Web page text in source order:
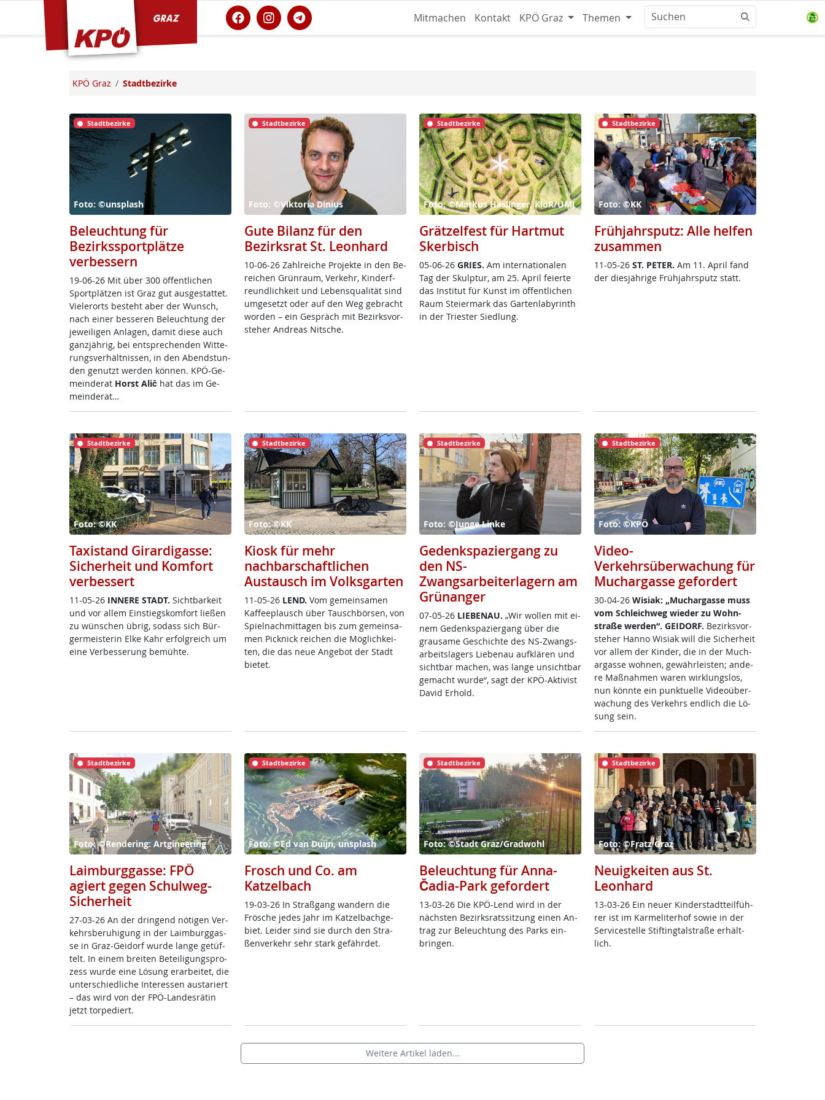
Mitmachen Kontakt KPÖ Graz Themen
KPÖ Graz Stadtbezirke
Stadtbezirke
Foto: ©unsplash
Beleuchtung für
Bezirkssportplätze
verbessern
19-06-26 Mit über 300 öf­f­ent­li­chen
Sport­plät­zen ist Graz gut aus­ge­stat­tet.
Vie­ler­orts be­steht aber der Wunsch,
nach ei­ner bes­se­ren Be­leuch­tung der
je­wei­li­gen An­la­gen, da­mit die­se auch
ganz­jäh­rig, bei ent­sp­re­chen­den Wit­te­
rungs­ver­hält­nis­sen, in den Abend­stun­
den ge­nutzt wer­den kön­nen. KPÖ-Ge­
mein­de­rat Horst Alič hat das im Ge­
mein­de­rat…
Stadtbezirke
Foto: ©Viktoria Dinius
Gute Bilanz für den
Bezirksrat St. Leonhard
10-06-26 Zahl­rei­che Pro­jek­te in den Be­
rei­chen Grün­raum, Ver­kehr, Kin­der­f­
reund­lich­keit und Le­bens­qua­li­tät sind
um­ge­setzt oder auf den Weg ge­bracht
wor­den – ein Ge­spräch mit Be­zirks­vor­
ste­her And­reas Nit­sche.
Stadtbezirke
Foto: ©Markus Haslinger, KiöR/UMJ
Grätzelfest für Hartmut
Skerbisch
05-06-26 GRIES. Am in­ter­na­tio­na­len
Tag der Skulp­tur, am 25. April fei­er­te
das In­sti­tut für Kunst im öf­f­ent­li­chen
Raum Stei­er­mark das Gar­ten­la­byrinth
in der Tri­es­ter Sied­lung.
Stadtbezirke
Foto: ©KK
Frühjahrsputz: Alle helfen
zusammen
11-05-26 ST. PE­TER. Am 11. April fand
der dies­jäh­ri­ge Früh­jahrs­putz statt.
Stadtbezirke
Foto: ©KK
Taxistand Girardigasse:
Sicherheit und Komfort
verbessert
11-05-26 IN­NE­RE STADT. Sicht­bar­keit
und vor al­lem Ein­s­tiegs­kom­fort lie­ßen
zu wün­schen üb­rig, so­dass sich Bür­
ger­meis­te­rin El­ke Kahr er­folg­reich um
ei­ne Ver­bes­se­rung be­müh­te.
Stadtbezirke
Foto: ©KK
Kiosk für mehr
nachbarschaftlichen
Austausch im Volksgarten
11-05-26 LEND. Vom ge­mein­sa­men
Kaf­fee­plausch über Tausch­bör­sen, von
Spiel­nach­mit­ta­gen bis zum ge­mein­sa­
men Pick­nick rei­chen die Mög­lich­kei­
ten, die das neue An­ge­bot der Stadt
bie­tet.
Stadtbezirke
Foto: ©Junge Linke
Gedenkspaziergang zu
den NS-
Zwangsarbeiterlagern am
Grünanger
07-05-26 LIE­BENAU. „Wir wol­len mit ei­
nem Ge­denk­spa­zier­gang über die
grau­sa­me Ge­schich­te des NS-Zwangs­
ar­beits­la­gers Lie­benau auf­klä­ren und
sicht­bar ma­chen, was lan­ge un­sicht­bar
ge­macht wur­de“, sagt der KPÖ-Ak­ti­vist
Da­vid Er­hold.
Stadtbezirke
Foto: ©KPÖ
Video-
Verkehrsüberwachung für
Muchargasse gefordert
30-04-26 Wi­siak: „Much­ar­gas­se muss
vom Sch­leich­weg wie­der zu Wohn­
stra­ße wer­den“. GEI­DORF. Be­zirks­vor­
ste­her Han­no Wi­siak will die Si­cher­heit
vor al­lem der Kin­der, die in der Much­
ar­gas­se woh­nen, ge­währ­leis­ten; an­de­
re Maß­nah­men wa­ren wir­k­lungs­los,
nun könn­te ein punk­tu­el­le Vi­deo­über­
wa­chung des Ver­kehrs end­lich die Lö­
sung sein.
Stadtbezirke
Foto: ©Rendering: Artgineering
Laimburggasse: FPÖ
agiert gegen Schulweg-
Sicherheit
27-03-26 An der drin­gend nö­t­i­gen Ver­
kehrs­be­ru­hi­gung in der Laim­burg­gas­
se in Graz-Gei­dorf wur­de lan­ge ge­tüf­
telt. In ei­nem brei­ten Be­tei­li­gung­s­pro­
zess wur­de ei­ne Lö­sung er­ar­bei­tet, die
un­ter­schied­li­che In­ter­es­sen au­s­ta­riert
– das wird von der FPÖ-Lan­des­rä­tin
jetzt tor­pe­diert.
Stadtbezirke
Foto: ©Ed van Duijn, unsplash
Frosch und Co. am
Katzelbach
19-03-26 In Straß­gang wan­dern die
Frö­sche je­des Jahr im Kat­zel­bach­ge­
biet. Lei­der sind sie durch den Stra­
ßen­ver­kehr sehr stark ge­fähr­det.
Stadtbezirke
Foto: ©Stadt Graz/Gradwohl
Beleuchtung für Anna-
Čadia-Park gefordert
13-03-26 Die KPÖ-Lend wird in der
nächs­ten Be­zirks­rats­sit­zung ei­nen An­
trag zur Be­leuch­tung des Parks ein­
brin­gen.
Stadtbezirke
Foto: ©Fratz Graz
Neuigkeiten aus St.
Leonhard
13-03-26 Ein neu­er Kin­der­stadt­teil­füh­
rer ist im Kar­me­li­ter­hof so­wie in der
Ser­vice­s­tel­le Stif­ting­tal­stra­ße er­hält­
lich.
Weitere Artikel laden...